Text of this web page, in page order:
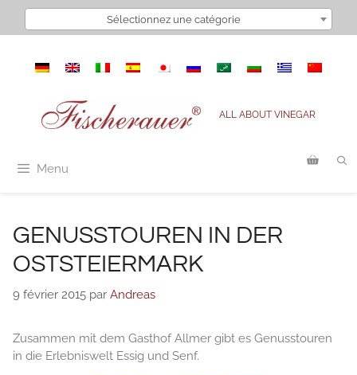
Sélectionnez une catégorie
ALL ABOUT VINEGAR
Menu
GENUSSTOUREN IN DER
OSTSTEIERMARK
9 février 2015 par Andreas
Zusammen mit dem Gasthof Allmer gibt es Genusstouren
in die Erlebniswelt Essig und Senf.